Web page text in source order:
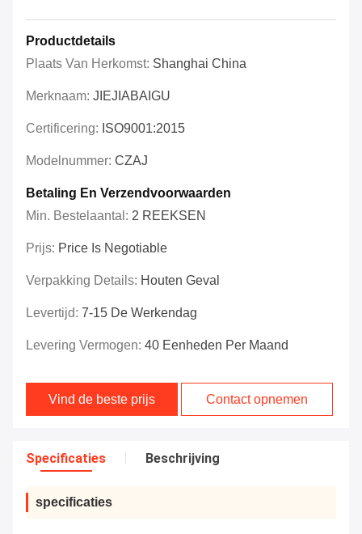
Productdetails
Plaats Van Herkomst: Shanghai China
Merknaam: JIEJIABAIGU
Certificering: ISO9001:2015
Modelnummer: CZAJ
Betaling En Verzendvoorwaarden
Min. Bestelaantal: 2 REEKSEN
Prijs: Price Is Negotiable
Verpakking Details: Houten Geval
Levertijd: 7-15 De Werkendag
Levering Vermogen: 40 Eenheden Per Maand
Vind de beste prijs Contact opnemen
Specificaties Beschrijving
specificaties